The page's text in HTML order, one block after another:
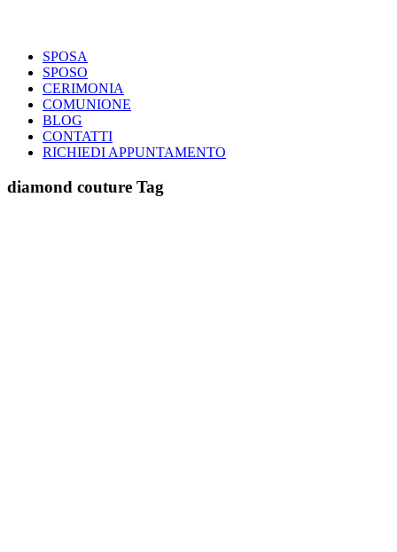
SPOSA
SPOSO
CERIMONIA
COMUNIONE
BLOG
CONTATTI
RICHIEDI APPUNTAMENTO
diamond couture Tag